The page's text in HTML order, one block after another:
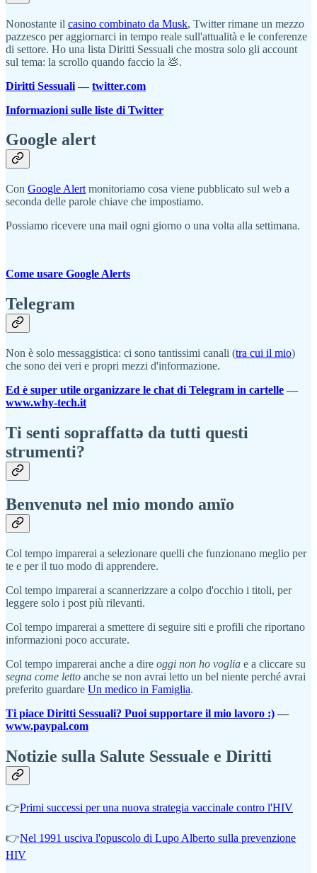
Nonostante il casino combinato da Musk, Twitter rimane un mezzo
pazzesco per aggiornarci in tempo reale sull'attualità e le conferenze
di settore. Ho una lista Diritti Sessuali che mostra solo gli account
sul tema: la scrollo quando faccio la 💩.
Diritti Sessuali — twitter.com
Informazioni sulle liste di Twitter
Google alert
Con Google Alert monitoriamo cosa viene pubblicato sul web a
seconda delle parole chiave che impostiamo.
Possiamo ricevere una mail ogni giorno o una volta alla settimana.
Come usare Google Alerts
Telegram
Non è solo messaggistica: ci sono tantissimi canali (tra cui il mio)
che sono dei veri e propri mezzi d'informazione.
Ed è super utile organizzare le chat di Telegram in cartelle —
www.why-tech.it
Ti senti sopraffattə da tutti questi
strumenti?
Benvenutə nel mio mondo amïo
Col tempo imparerai a selezionare quelli che funzionano meglio per
te e per il tuo modo di apprendere.
Col tempo imparerai a scannerizzare a colpo d'occhio i titoli, per
leggere solo i post più rilevanti.
Col tempo imparerai a smettere di seguire siti e profili che riportano
informazioni poco accurate.
Col tempo imparerai anche a dire oggi non ho voglia e a cliccare su
segna come letto anche se non avrai letto un bel niente perché avrai
preferito guardare Un medico in Famiglia.
Ti piace Diritti Sessuali? Puoi supportare il mio lavoro :) —
www.paypal.com
Notizie sulla Salute Sessuale e Diritti
👉Primi successi per una nuova strategia vaccinale contro l'HIV
👉Nel 1991 usciva l'opuscolo di Lupo Alberto sulla prevenzione
HIV